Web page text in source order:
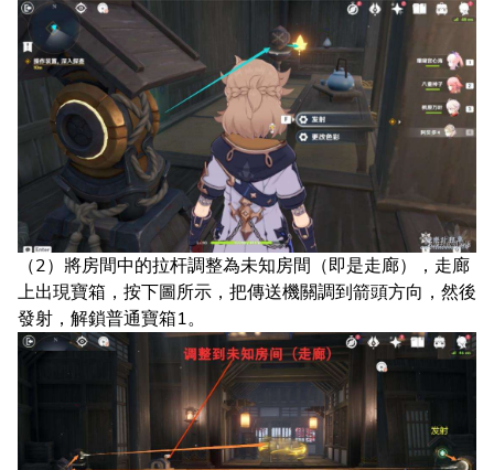
（2）將房間中的拉杆調整為未知房間（即是走廊），走廊
上出現寶箱，按下圖所示，把傳送機關調到箭頭方向，然後
發射，解鎖普通寶箱1。